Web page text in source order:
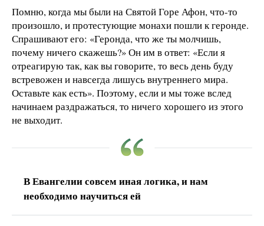
Помню, когда мы были на Святой Горе Афон, что-то
произошло, и протестующие монахи пошли к геронде.
Спрашивают его: «Геронда, что же ты молчишь,
почему ничего скажешь?» Он им в ответ: «Если я
отреагирую так, как вы говорите, то весь день буду
встревожен и навсегда лишусь внутреннего мира.
Оставьте как есть». Поэтому, если и мы тоже вслед
начинаем раздражаться, то ничего хорошего из этого
не выходит.
В Евангелии совсем иная логика, и нам
необходимо научиться ей